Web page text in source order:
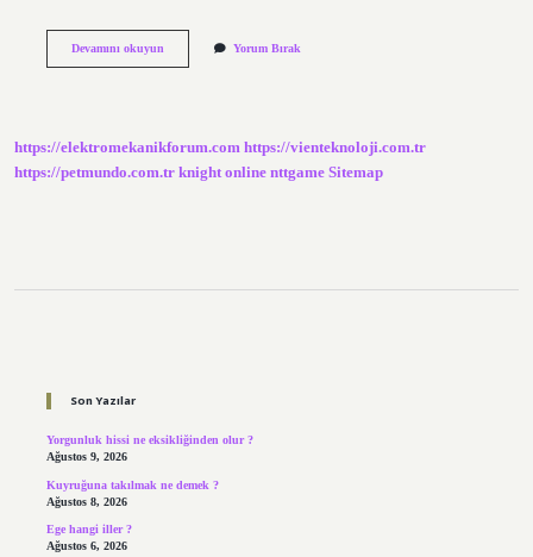
Devamını okuyunSamanyolu
Yorum Bırak
https://elektromekanikforum.com https://vienteknoloji.com.tr
https://petmundo.com.tr knight online nttgame Sitemap
Son Yazılar
Yorgunluk hissi ne eksikliğinden olur ?
Ağustos 9, 2026
Kuyruğuna takılmak ne demek ?
Ağustos 8, 2026
Ege hangi iller ?
Ağustos 6, 2026